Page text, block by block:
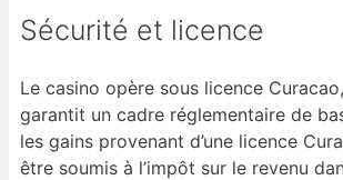
Sécurité et licence
Le casino opère sous licence
garantit un cadre réglementaire de
les gains provenant d’une licence
être soumis à l’impôt sur le revenu